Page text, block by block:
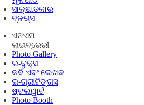
ସାକ୍ଷାତକାର
ବ୍ଳଗ୍ସ
ଏନଏମ
ଲାଇବ୍ରେରୀ
Photo Gallery
ଇ-ବୁକ୍ସ
କବି ଏବଂ ଲେଖକ
ଇ-ଗ୍ରୀଟିଙ୍ଗସ
ଷ୍ଟଲୱାର୍ଟ
Photo Booth